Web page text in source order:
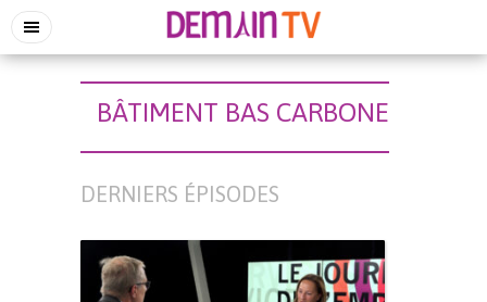
BÂTIMENT BAS CARBONE
DERNIERS ÉPISODES